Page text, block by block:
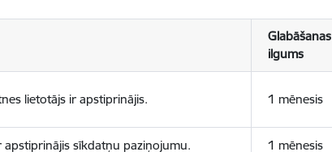
Glabāšanas
ilgums
lietotājs ir apstiprinājis. 1 mēnesis
apstiprinājis sīkdatņu paziņojumu. 1 mēnesis